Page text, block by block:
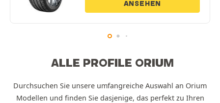
ANSEHEN
ALLE PROFILE ORIUM
Durchsuchen Sie unsere umfangreiche Auswahl an Orium
Modellen und finden Sie dasjenige, das perfekt zu Ihren